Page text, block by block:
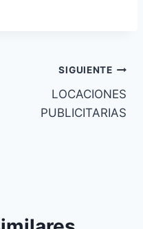
SIGUIENTE
LOCACIONES
PUBLICITARIAS